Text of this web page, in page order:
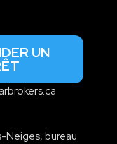
UN
bureau